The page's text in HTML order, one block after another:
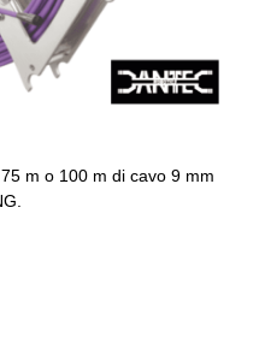
m o 100 m di cavo 9 mm